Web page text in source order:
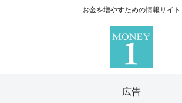
お金を増やすための情報サイト
広告